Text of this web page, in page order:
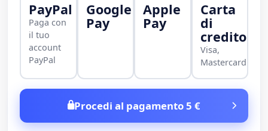
PayPal
Paga con
il tuo
account
PayPal
Google
Pay
Apple
Pay
Carta
di
credito
Visa,
Mastercard
Procedi al pagamento 5 €